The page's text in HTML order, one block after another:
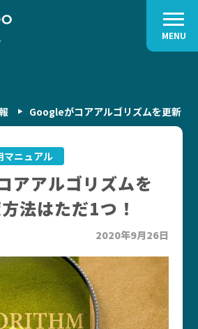
MENU
Googleがコアアルゴリズムを更新！
マニュアル
アアルゴリズムを
法はただ1つ！
2020年9月26日